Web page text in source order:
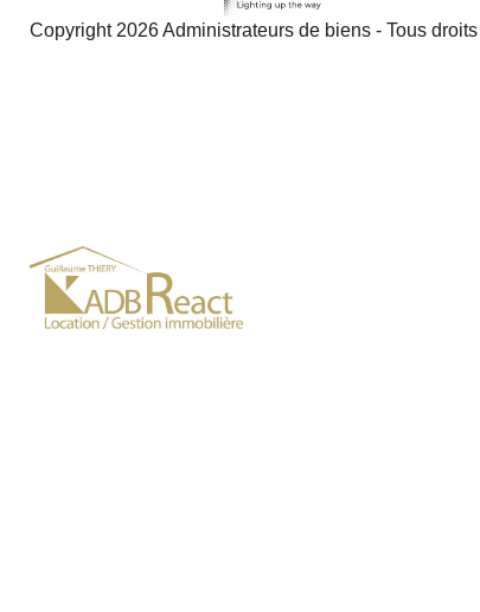
Copyright 2026 Administrateurs de biens - Tous